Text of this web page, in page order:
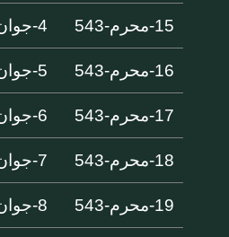
15-محرم-543 4-جوان-1148
16-محرم-543 5-جوان-1148
17-محرم-543 6-جوان-1148
18-محرم-543 7-جوان-1148
19-محرم-543 8-جوان-1148